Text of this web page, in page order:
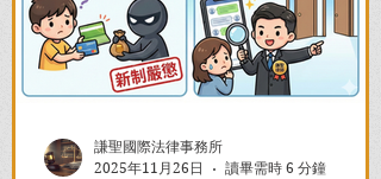
謙聖國際法律事務所
2025年11月26日
讀畢需時 6 分鐘